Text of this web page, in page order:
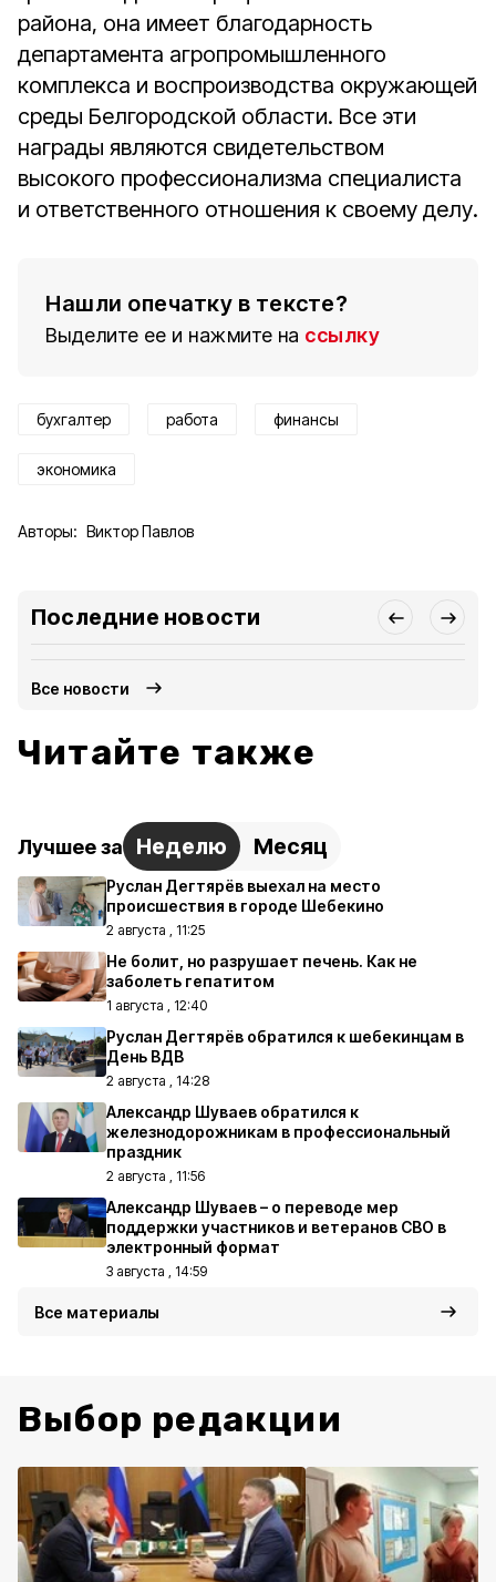
района, она имеет благодарность
департамента агропромышленного
комплекса и воспроизводства окружающей
среды Белгородской области. Все эти
награды являются свидетельством
высокого профессионализма специалиста
и ответственного отношения к своему делу.
Нашли опечатку в тексте?
Выделите ее и нажмите на ссылку
бухгалтер работа финансы
экономика
Авторы: Виктор Павлов
Последние новости
Все новости
Читайте также
Лучшее за Неделю Месяц
Руслан Дегтярёв выехал на место
происшествия в городе Шебекино
2 августа , 11:25
Не болит, но разрушает печень. Как не
заболеть гепатитом
1 августа , 12:40
Руслан Дегтярёв обратился к шебекинцам в
День ВДВ
2 августа , 14:28
Александр Шуваев обратился к
железнодорожникам в профессиональный
праздник
2 августа , 11:56
Александр Шуваев – о переводе мер
поддержки участников и ветеранов СВО в
электронный формат
3 августа , 14:59
Все материалы
Выбор редакции